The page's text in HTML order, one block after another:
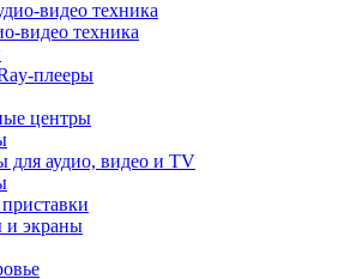
видео техника
плееры
центры
для аудио, видео и TV
и экраны